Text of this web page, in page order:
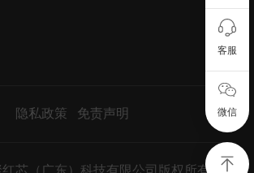
客服
微信
隐私政策 免责声明